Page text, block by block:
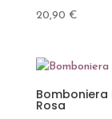
20,90 €
Bomboniera
Rosa